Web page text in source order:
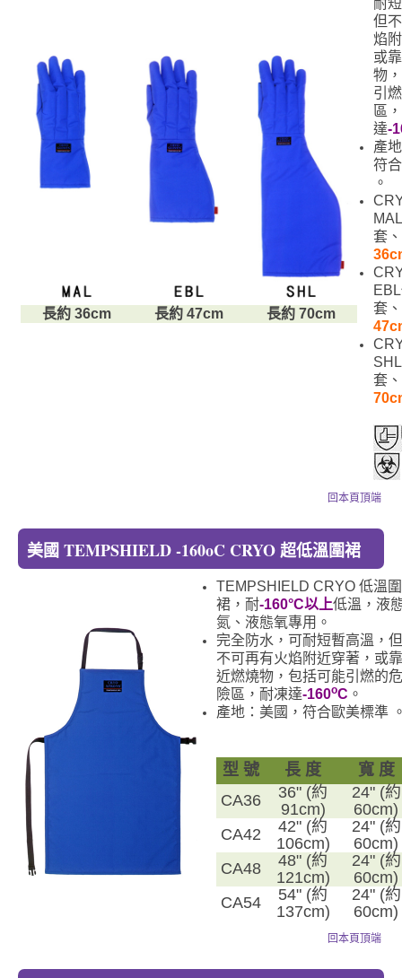
長約 36cm 長約 47cm 長約 70cm
但
焰
或
物
引
區
達-
產
符
。
套、
套、
套、
回本頁頂端
美國 TEMPSHIELD -160oC CRYO 超低溫圍裙
TEMPSHIELD CRYO 低溫圍
裙，耐-160°C以上低溫，液
氮、液態氧專用。
完全防水，可耐短暫高溫，但
不可再有火焰附近穿著，或靠
近燃燒物，包括可能引燃的危
險區，耐凍達-160oC 。
產地：美國，符合歐美標準
型 號 長 度
寬 度
CA36
36" (約
91cm)
24" (約
60cm)
CA42
42" (約
106cm)
24" (約
60cm)
CA48
48" (約
121cm)
24" (約
60cm)
CA54
54" (約
137cm)
24" (約
60cm)
回本頁頂端